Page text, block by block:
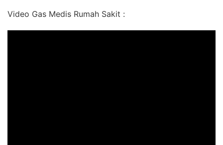
Video Gas Medis Rumah Sakit :